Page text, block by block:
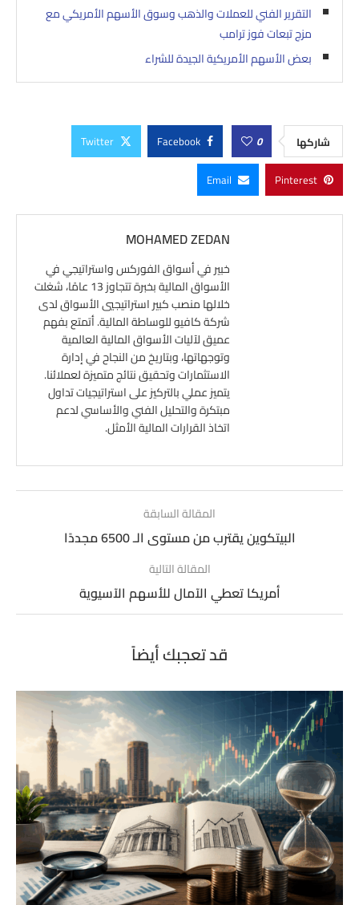
التقرير الفني للعملات والذهب وسوق الأسهم الأمريكي مع
مزج تبعات فوز ترامب
بعض الأسهم الأمريكية الجيدة للشراء
شاركها 0
Facebook
Twitter
Pinterest
Email
MOHAMED ZEDAN
خبير في أسواق الفوركس واستراتيجي في
الأسواق المالية بخبرة تتجاوز 13 عامًا، شغلت
خلالها منصب كبير استراتيجيي الأسواق لدى
شركة كافيو للوساطة المالية. أتمتع بفهم
عميق لآليات الأسواق المالية العالمية
وتوجهاتها، وبتاريخ من النجاح في إدارة
الاستثمارات وتحقيق نتائج متميزة لعملائنا.
يتميز عملي بالتركيز على استراتيجيات تداول
مبتكرة والتحليل الفني والأساسي لدعم
اتخاذ القرارات المالية الأمثل.
المقالة السابقة
البيتكوين يقترب من مستوى الـ 6500 مجددًا
المقالة التالية
أمريكا تعطي الآمال للأسهم الآسيوية
قد تعجبك أيضاً